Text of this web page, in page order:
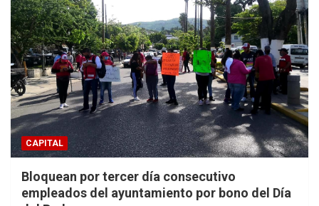
CAPITAL
Bloquean por tercer día consecutivo
empleados del ayuntamiento por bono del Día